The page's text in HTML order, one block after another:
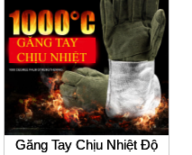
Găng Tay Chịu Nhiệt Độ